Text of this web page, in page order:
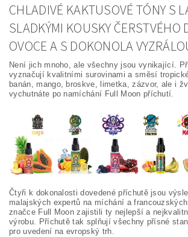
CHLADIVÉ KAKTUSOVÉ TÓNY S
SLADKÝMI KOUSKY ČERSTVÉHO
OVOCE A S DOKONOLA
Není jich mnoho, ale všechny jsou vynikající.
vyznačují kvalitními surovinami a směsí
banán, mango, broskve, limetka, zázvor, ale i
vychutnáte po namíchání Full Moon příchutí.
Čtyři k dokonalosti dovedené příchutě jsou
malajských expertů na míchání a
značce Full Moon zajistili ty nejlepší a
výrobu. Příchutě tak splňují všechny přísné
pro uvedení na evropský trh.